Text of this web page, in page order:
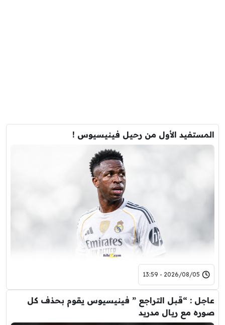
المستفيد الأول من رحيل فينيسيوس !
2026/08/05 - 13:59
عاجل : “قبل التراجع ” فينيسيوس يقوم بحذف كل
صوره مع ريال مدريد